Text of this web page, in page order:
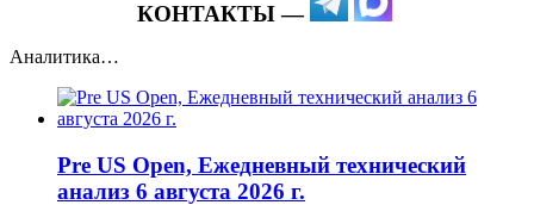
КОНТАКТЫ —
Аналитика…
Pre US Open, Ежедневный технический
анализ 6 августа 2026 г.